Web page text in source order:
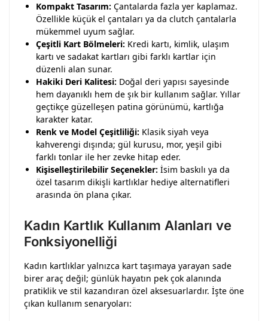
Kompakt Tasarım: Çantalarda fazla yer kaplamaz.
Özellikle küçük el çantaları ya da clutch çantalarla
mükemmel uyum sağlar.
Çeşitli Kart Bölmeleri: Kredi kartı, kimlik, ulaşım
kartı ve sadakat kartları gibi farklı kartlar için
düzenli alan sunar.
Hakiki Deri Kalitesi: Doğal deri yapısı sayesinde
hem dayanıklı hem de şık bir kullanım sağlar. Yıllar
geçtikçe güzelleşen patina görünümü, kartlığa
karakter katar.
Renk ve Model Çeşitliliği: Klasik siyah veya
kahverengi dışında; gül kurusu, mor, yeşil gibi
farklı tonlar ile her zevke hitap eder.
Kişiselleştirilebilir Seçenekler: İsim baskılı ya da
özel tasarım dikişli kartlıklar hediye alternatifleri
arasında ön plana çıkar.
Kadın Kartlık Kullanım Alanları ve
Fonksiyonelliği
Kadın kartlıklar yalnızca kart taşımaya yarayan sade
birer araç değil; günlük hayatın pek çok alanında
pratiklik ve stil kazandıran özel aksesuarlardır. İşte öne
çıkan kullanım senaryoları: